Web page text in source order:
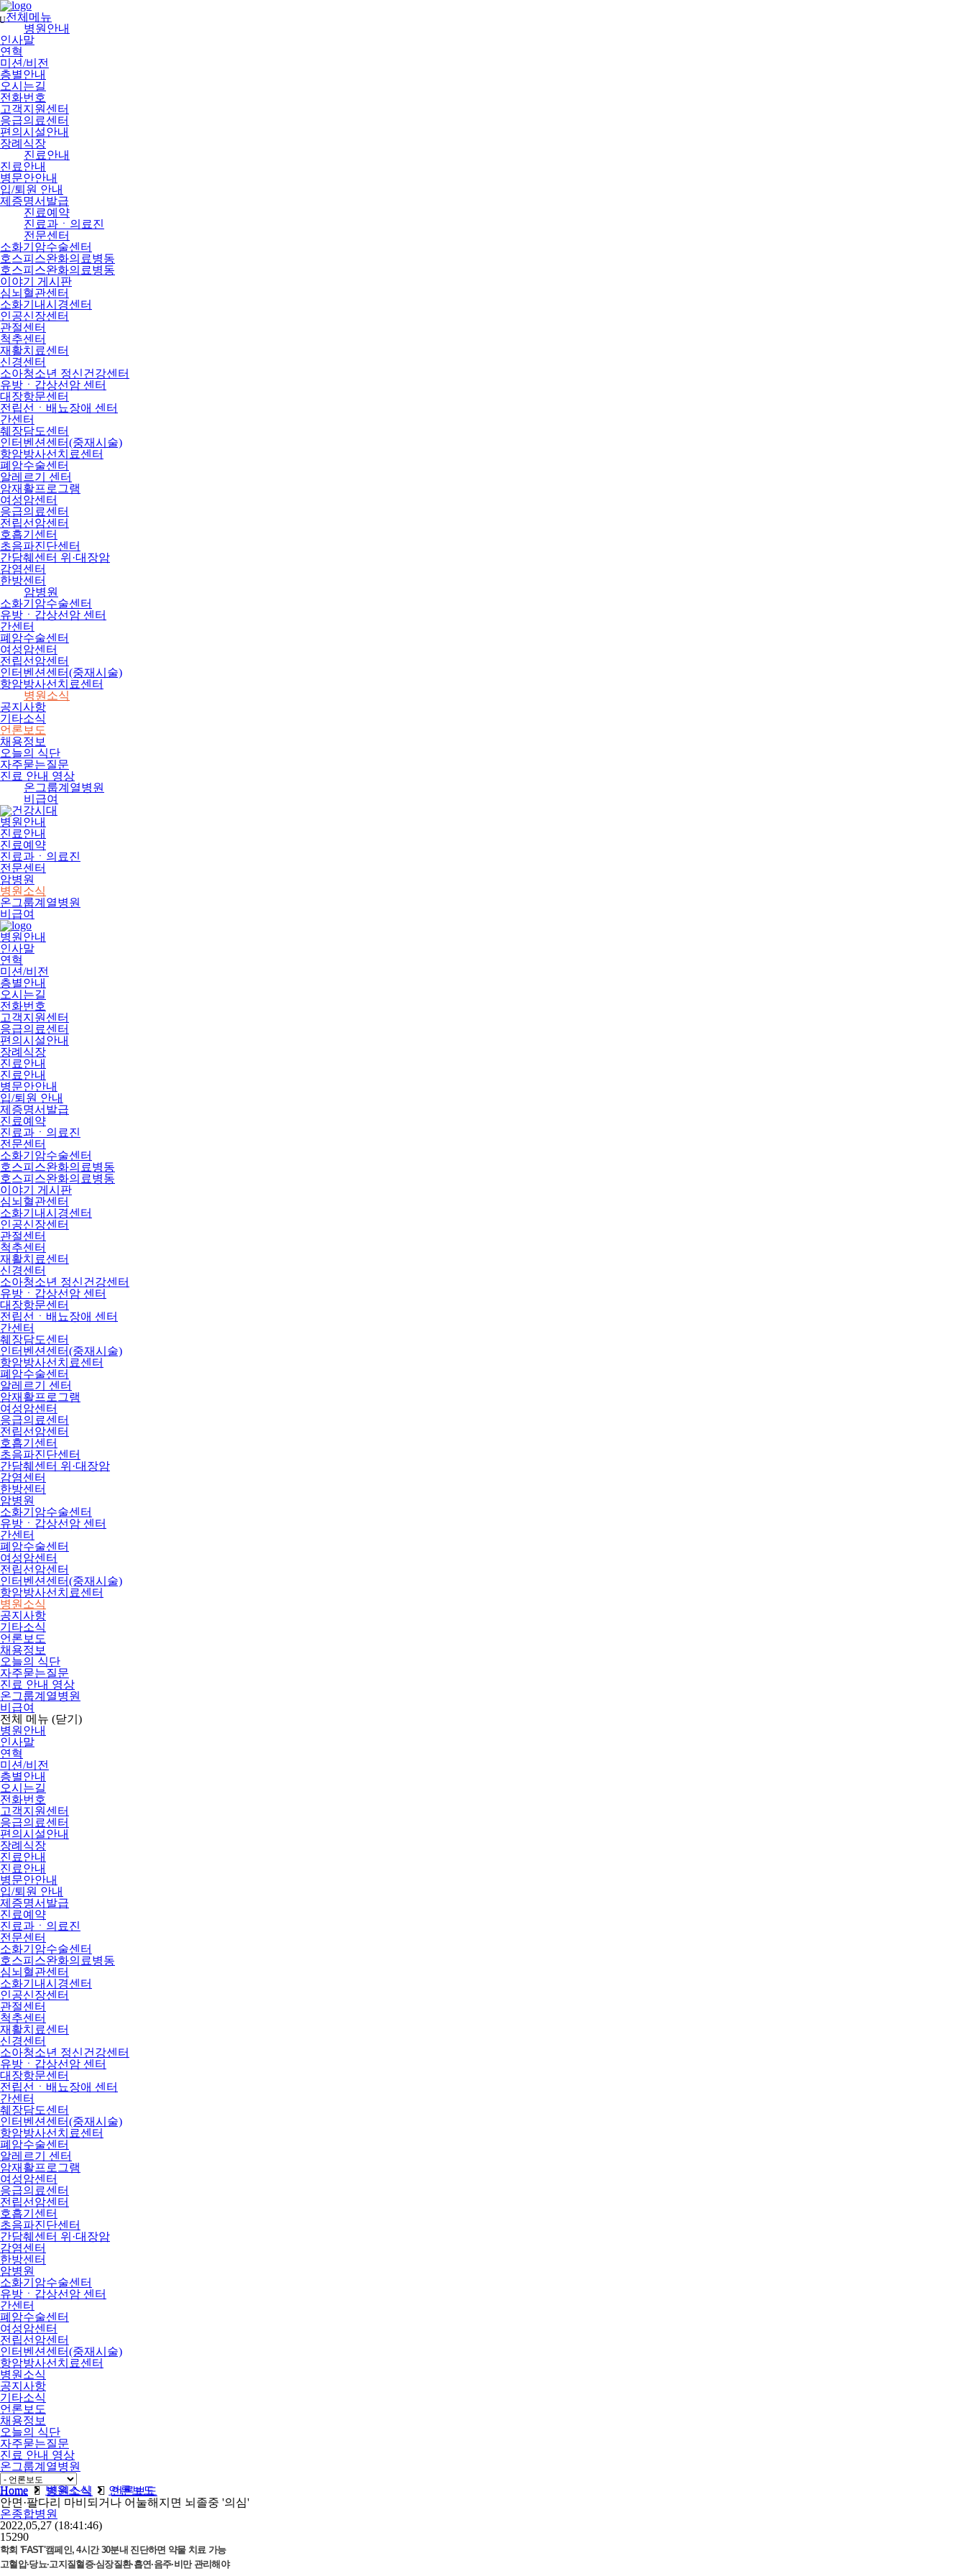
메
뉴
너
뛰
기
전체메뉴
병원안내
인사말
연혁
미션/비전
층별안내
오시는길
전화번호
고객지원센터
응급의료센터
편의시설안내
장례식장
진료안내
진료안내
병문안안내
입/퇴원 안내
제증명서발급
진료예약
진료과ㆍ의료진
전문센터
소화기암수술센터
호스피스완화의료병동
호스피스완화의료병동
이야기 게시판
심뇌혈관센터
소화기내시경센터
인공신장센터
관절센터
척추센터
재활치료센터
신경센터
소아청소년 정신건강센터
유방ㆍ갑상선암 센터
대장항문센터
전립선ㆍ배뇨장애 센터
간센터
췌장담도센터
인터벤션센터(중재시술)
항암방사선치료센터
폐암수술센터
알레르기 센터
암재활프로그램
여성암센터
응급의료센터
전립선암센터
호흡기센터
초음파진단센터
간담췌센터 위·대장암
감염센터
한방센터
암병원
소화기암수술센터
유방ㆍ갑상선암 센터
간센터
폐암수술센터
여성암센터
전립선암센터
인터벤션센터(중재시술)
항암방사선치료센터
병원소식
공지사항
기타소식
언론보도
채용정보
오늘의 식단
자주묻는질문
진료 안내 영상
온그룹계열병원
비급여
병원안내
진료안내
진료예약
진료과ㆍ의료진
전문센터
암병원
병원소식
온그룹계열병원
비급여
병원안내
인사말
연혁
미션/비전
층별안내
오시는길
전화번호
고객지원센터
응급의료센터
편의시설안내
장례식장
진료안내
진료안내
병문안안내
입/퇴원 안내
제증명서발급
진료예약
진료과ㆍ의료진
전문센터
소화기암수술센터
호스피스완화의료병동
호스피스완화의료병동
이야기 게시판
심뇌혈관센터
소화기내시경센터
인공신장센터
관절센터
척추센터
재활치료센터
신경센터
소아청소년 정신건강센터
유방ㆍ갑상선암 센터
대장항문센터
전립선ㆍ배뇨장애 센터
간센터
췌장담도센터
인터벤션센터(중재시술)
항암방사선치료센터
폐암수술센터
알레르기 센터
암재활프로그램
여성암센터
응급의료센터
전립선암센터
호흡기센터
초음파진단센터
간담췌센터 위·대장암
감염센터
한방센터
암병원
소화기암수술센터
유방ㆍ갑상선암 센터
간센터
폐암수술센터
여성암센터
전립선암센터
인터벤션센터(중재시술)
항암방사선치료센터
병원소식
공지사항
기타소식
언론보도
채용정보
오늘의 식단
자주묻는질문
진료 안내 영상
온그룹계열병원
비급여
전체 메뉴 (닫기)
병원안내
인사말
연혁
미션/비전
층별안내
오시는길
전화번호
고객지원센터
응급의료센터
편의시설안내
장례식장
진료안내
진료안내
병문안안내
입/퇴원 안내
제증명서발급
진료예약
진료과ㆍ의료진
전문센터
소화기암수술센터
호스피스완화의료병동
심뇌혈관센터
소화기내시경센터
인공신장센터
관절센터
척추센터
재활치료센터
신경센터
소아청소년 정신건강센터
유방ㆍ갑상선암 센터
대장항문센터
전립선ㆍ배뇨장애 센터
간센터
췌장담도센터
인터벤션센터(중재시술)
항암방사선치료센터
폐암수술센터
알레르기 센터
암재활프로그램
여성암센터
응급의료센터
전립선암센터
호흡기센터
초음파진단센터
간담췌센터 위·대장암
감염센터
한방센터
암병원
소화기암수술센터
유방ㆍ갑상선암 센터
간센터
폐암수술센터
여성암센터
전립선암센터
인터벤션센터(중재시술)
항암방사선치료센터
병원소식
공지사항
기타소식
언론보도
채용정보
오늘의 식단
자주묻는질문
진료 안내 영상
온그룹계열병원
비급여
Home
병원소식 언론보도
Home 병원소식
언론보도
안면·팔다리 마비되거나 어눌해지면 뇌졸중 '의심'
온종합병원
2022,05,27 (18:41:46)
15290
학회 'FAST'캠페인, 4시간 30분내 진단하면 약물 치료 가능
고혈압·당뇨·고지질혈증·심장질환·흡연·음주·비만 관리해야